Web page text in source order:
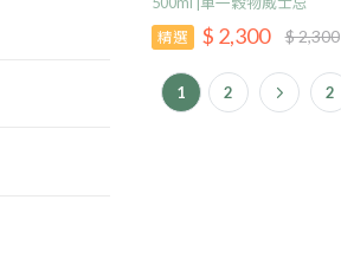
精選 $ 2,300 $ 2,300
1 2 2